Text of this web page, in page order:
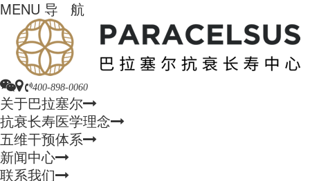
MENU 导 航
400-898-0060
关于巴拉塞尔
抗衰长寿医学理念
五维干预体系
新闻中心
联系我们